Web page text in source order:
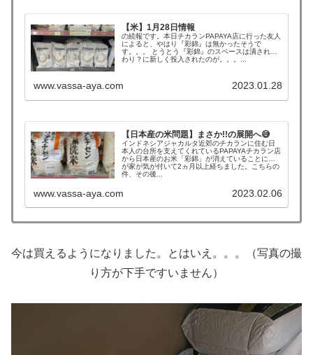
【米】1月28日情報
の続報です。本日チカランPAPAYA店に行った友人
によると、やはり『彩錦』は無かったそうで
す。。。 とうとう『彩錦』のスペースは潰されか
わり？に新しく投入されたのが。。。...
www.vassa-aya.com 2023.01.28
【日本産の米問題】まさか!!の展開へ😅
インドネシアジャカルタ近郊のチカランに住む日
本人の台所を支えてくれているPAPAYAチカラン店
から日本産のお米「彩錦」が消えていることに我
が家が気が付いて2ヵ月以上経ちました。こちらの
件、その後...
www.vassa-aya.com 2023.02.06
今は買えるようになりました。とはいえ。。。（写真の撮
り方が下手ですいません）